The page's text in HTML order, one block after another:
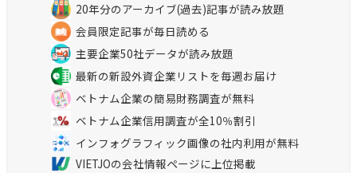
20年分のアーカイブ(過去)記事が読み放題
会員限定記事が毎日読める
主要企業50社データが読み放題
最新の新設外資企業リストを毎週お届け
ベトナム企業の簡易財務調査が無料
ベトナム企業信用調査が全10％割引
インフォグラフィック画像の社内利用が無料
VIETJOの会社情報ページに上位掲載